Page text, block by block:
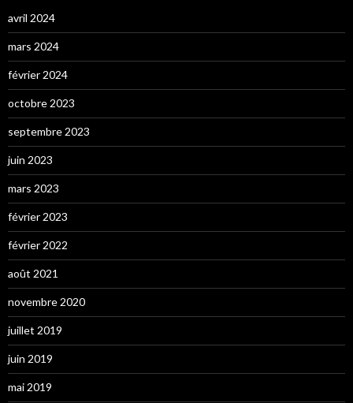
avril 2024
mars 2024
février 2024
octobre 2023
septembre 2023
juin 2023
mars 2023
février 2023
février 2022
août 2021
novembre 2020
juillet 2019
juin 2019
mai 2019